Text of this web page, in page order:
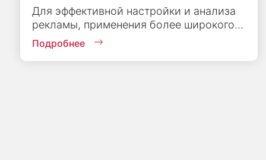
Для эффективной настройки и анализа
рекламы, применения более широкого...
Подробнее